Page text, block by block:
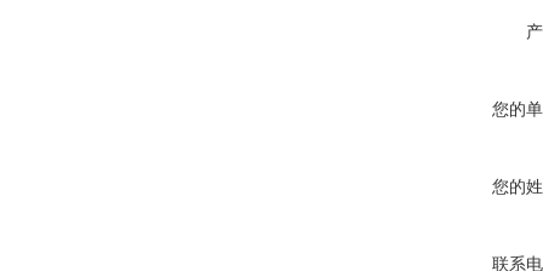
您的
您的
联系